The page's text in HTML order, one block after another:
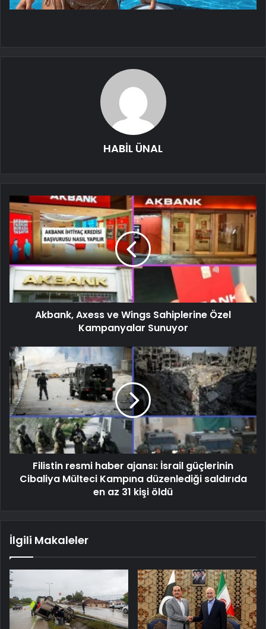
HABİL ÜNAL
Akbank, Axess ve Wings Sahiplerine Özel
Kampanyalar Sunuyor
Filistin resmi haber ajansı: İsrail güçlerinin
Cibaliya Mülteci Kampına düzenlediği saldırıda
en az 31 kişi öldü
İlgili Makaleler